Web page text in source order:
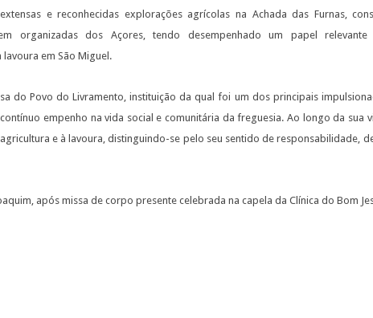
e reconhecidas explorações agrícolas na Achada das Furnas,
organizadas dos Açores, tendo desempenhado um papel relevante
em São Miguel.
do Povo do Livramento, instituição da qual foi um dos principais
empenho na vida social e comunitária da freguesia. Ao longo da sua
e à lavoura, distinguindo-se pelo seu sentido de responsabilidade,
após missa de corpo presente celebrada na capela da Clínica do Bom